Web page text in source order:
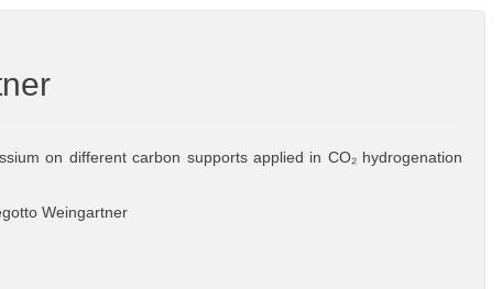
on different carbon supports applied in CO₂ hydrogenation
Weingartner